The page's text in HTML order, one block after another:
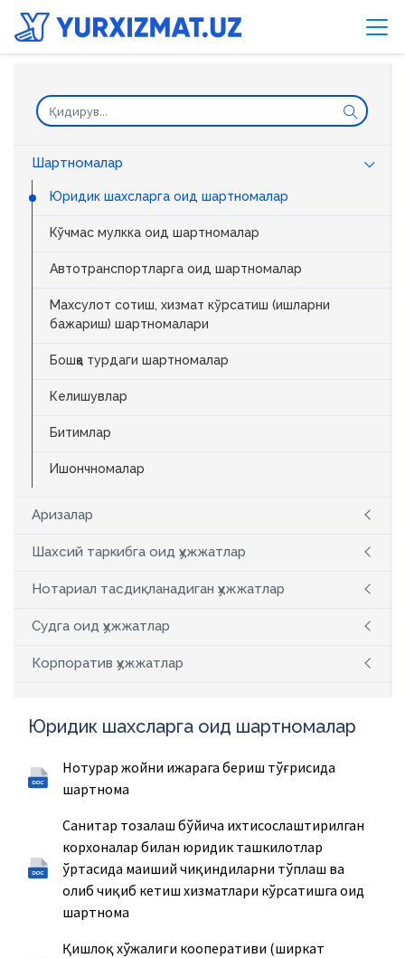
Шартномалар
Юридик шахсларга оид шартномалар
Кўчмас мулкка оид шартномалар
Автотранспортларга оид шартномалар
Махсулот сотиш, хизмат кўрсатиш (ишларни
бажариш) шартномалари
Бошқа турдаги шартномалар
Келишувлар
Битимлар
Ишончномалар
Аризалар
Шахсий таркибга оид ҳужжатлар
Нотариал тасдиқланадиган ҳужжатлар
Судга оид ҳужжатлар
Корпоратив ҳужжатлар
Юридик шахсларга оид шартномалар
Нотурар жойни ижарага бериш тўғрисида
шартнома
Санитар тозалаш бўйича ихтисослаштирилган
корхоналар билан юридик ташкилотлар
ўртасида маиший чиқиндиларни тўплаш ва
олиб чиқиб кетиш хизматлари кўрсатишга оид
шартнома
Қишлоқ хўжалиги кооперативи (ширкат